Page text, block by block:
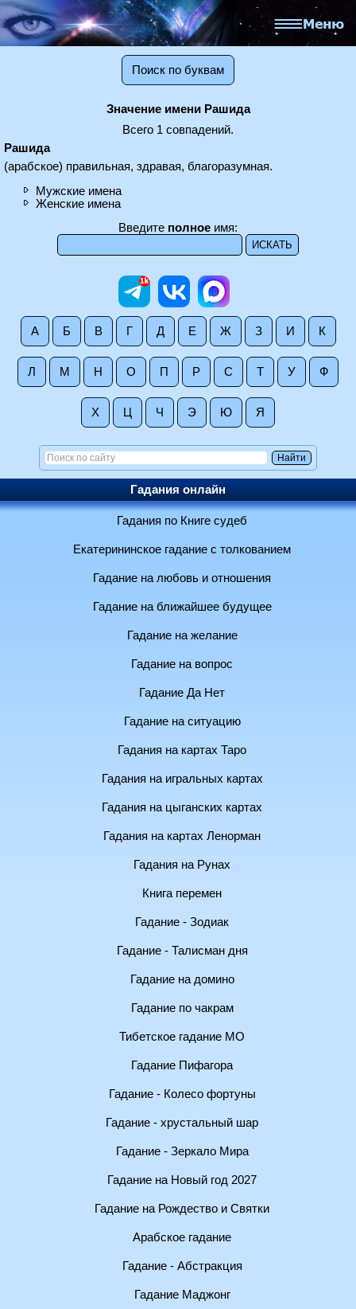
Поиск по буквам
Значение имени Рашида
Всего 1 совпадений.
Рашида
(арабское) правильная, здравая, благоразумная.
Мужские имена
Женские имена
Введите полное имя:
А Б В Г Д Е Ж З И К
Л М Н О П Р С Т У Ф
Х Ц Ч Э Ю Я
Гадания онлайн
Гадания по Книге судеб
Екатерининское гадание с толкованием
Гадание на любовь и отношения
Гадание на ближайшее будущее
Гадание на желание
Гадание на вопрос
Гадание Да Нет
Гадание на ситуацию
Гадания на картах Таро
Гадания на игральных картах
Гадания на цыганских картах
Гадания на картах Ленорман
Гадания на Рунах
Книга перемен
Гадание - Зодиак
Гадание - Талисман дня
Гадание на домино
Гадание по чакрам
Тибетское гадание МО
Гадание Пифагора
Гадание - Колесо фортуны
Гадание - хрустальный шар
Гадание - Зеркало Мира
Гадание на Новый год 2027
Гадание на Рождество и Святки
Арабское гадание
Гадание - Абстракция
Гадание Маджонг